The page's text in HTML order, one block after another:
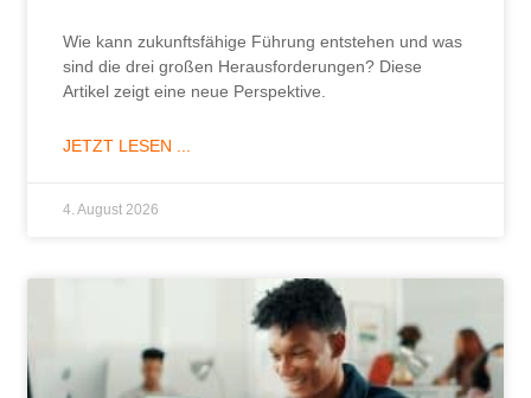
Wie kann zukunftsfähige Führung entstehen und was
sind die drei großen Herausforderungen? Diese
Artikel zeigt eine neue Perspektive.
JETZT LESEN ...
4. August 2026